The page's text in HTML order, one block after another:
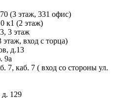
(3 этаж, 331 офис)
к1 (2 этаж)
3 этаж
вход с торца)
д.13
9а
7, каб. 7 ( вход со стороны ул.
129